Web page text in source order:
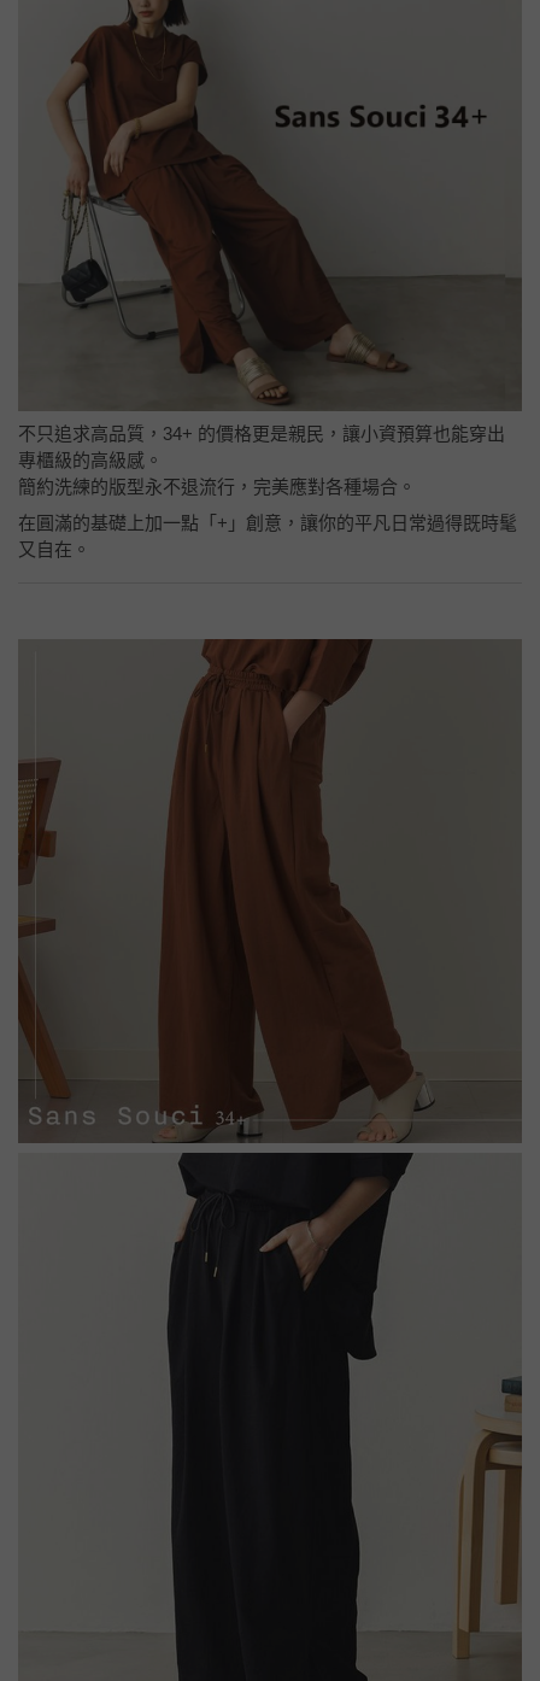
不只追求高品質，34+ 的價格更是親民，讓小資預算也能穿出
專櫃級的高級感。
簡約洗練的版型永不退流行，完美應對各種場合。
在圓滿的基礎上加一點「+」創意，讓你的平凡日常過得既時髦
又自在。